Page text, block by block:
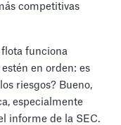
competitivas
flota funciona
en orden: es
riesgos? Bueno,
especialmente
informe de la SEC.